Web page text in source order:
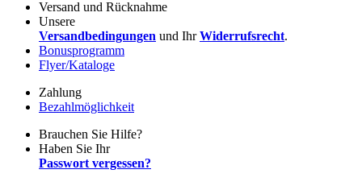
Versand und Rücknahme
Unsere
Versandbedingungen und IhrWiderrufsrecht.
Bonusprogramm
Flyer/Kataloge
Zahlung
Bezahlmöglichkeit
Brauchen Sie Hilfe?
Haben Sie Ihr
Passwort vergessen?